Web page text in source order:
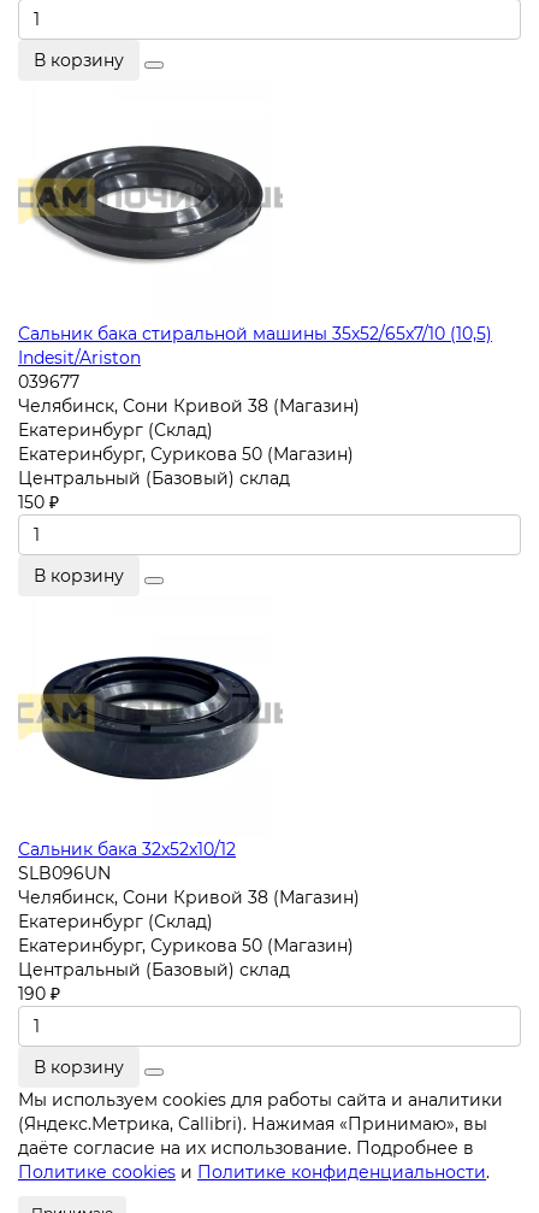
В корзину
Сальник бака стиральной машины 35x52/65x7/10 (10,5)
Indesit/Ariston
039677
Челябинск, Сони Кривой 38 (Магазин)
Екатеринбург (Склад)
Екатеринбург, Сурикова 50 (Магазин)
Центральный (Базовый) склад
150 ₽
В корзину
Сальник бака 32x52x10/12
SLB096UN
Челябинск, Сони Кривой 38 (Магазин)
Екатеринбург (Склад)
Екатеринбург, Сурикова 50 (Магазин)
Центральный (Базовый) склад
190 ₽
В корзину
Мы используем cookies для работы сайта и аналитики
(Яндекс.Метрика, Callibri). Нажимая «Принимаю», вы
даёте согласие на их использование. Подробнее в
Политике cookies и Политике конфиденциальности.